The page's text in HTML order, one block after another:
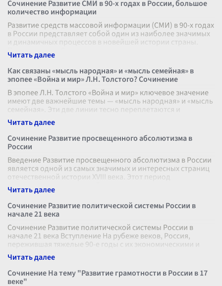
Сочинение Развитие СМИ в 90-х годах в России, большое
количество информации
Развитие средств массовой информации (СМИ) в 90-х годах
в России представляет собой один из наиболее значимых
и динамичных процессов в новейшей истории страны.
После распада Советс
Как связаны «мысль народная» и «мысль семейная» в
эпопее «Война и мир» Л.Н. Толстого? Сочинение
В эпопее Л.Н. Толстого «Война и мир» ключевое значение
имеют две важнейшие темы — «мысль народная» и «мысль
семейная». Эти две линии тесно переплетаются и
взаимодополняют друг друг
Сочинение Развитие просвещенного абсолютизма в
России
Введение Развитие просвещенного абсолютизма в России
является одной из самых значимых и интересных страниц
отечественной истории XVIII века. Этот период
характеризуется активной м
Сочинение Развитие политической системы России в
начале 21 века
Сочинение Развитие политической системы России в
начале 21 века Вступление На рубеже веков, Россия,
пережившая тяжелые 90-е годы с их экономическими и
политическими кризисами, вс
Сочинение На тему "Развитие грамотности в России в 17
веке"